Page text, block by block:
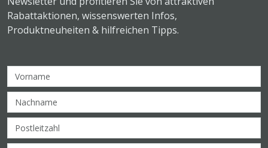
Rabattaktionen, wissenswerten Infos,
Produktneuheiten & hilfreichen Tipps.